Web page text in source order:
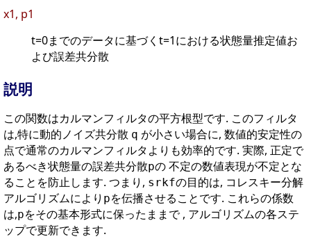
x1, p1
t=0までのデータに基づくt=1における状態量推定値お
よび誤差共分散
説明
この関数はカルマンフィルタの平方根型です. このフィルタ
は,特に動的ノイズ共分散 q が小さい場合に, 数値的安定性の
点で通常のカルマンフィルタよりも効率的です. 実際, 正定で
あるべき状態量の誤差共分散pの 不定の数値表現が不定とな
ることを防止します. つまり, srkfの目的は, コレスキー分解
アルゴリズムにより pを伝播させることです. これらの係数
は,pをその基本形式に保ったままで , アルゴリズムの各ステ
ップで更新できます.